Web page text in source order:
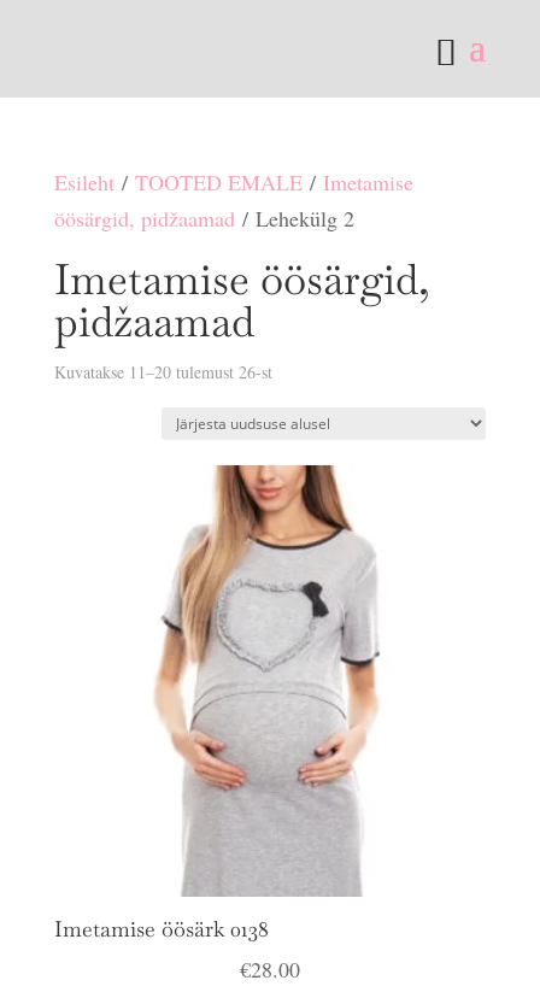
Esileht/ TOOTED EMALE/ Imetamise
öösärgid, pidžaamad/ Lehekülg 2
Imetamise öösärgid,
pidžaamad
Kuvatakse 11–20 tulemust 26-stSorditud
Imetamise öösärk 0138
€28.00